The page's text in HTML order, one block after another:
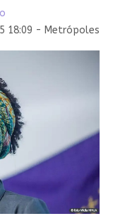
18:09 - Metrópoles